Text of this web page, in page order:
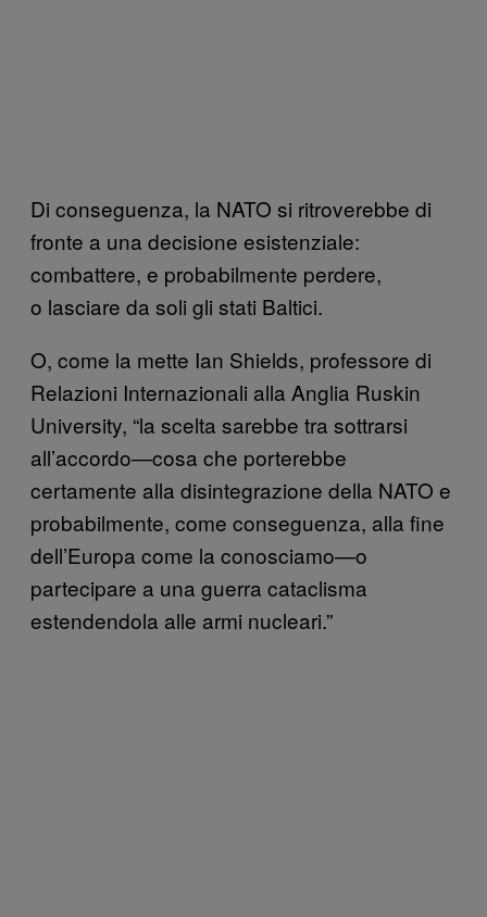
Di conseguenza, la NATO si ritroverebbe di
fronte a una decisione esistenziale:
combattere, e probabilmente perdere,
o lasciare da soli gli stati Baltici.
O, come la mette Ian Shields, professore di
Relazioni Internazionali alla Anglia Ruskin
University, “la scelta sarebbe tra sottrarsi
all’accordo—cosa che porterebbe
certamente alla disintegrazione della NATO e
probabilmente, come conseguenza, alla fine
dell’Europa come la conosciamo—o
partecipare a una guerra cataclisma
estendendola alle armi nucleari.”